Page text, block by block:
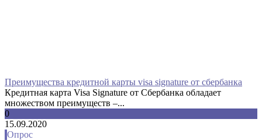
Преимущества кредитной карты visa signature от сбербанка
Кредитная карта Visa Signature от Сбербанка обладает
множеством преимуществ –...
0
15.09.2020
Опрос